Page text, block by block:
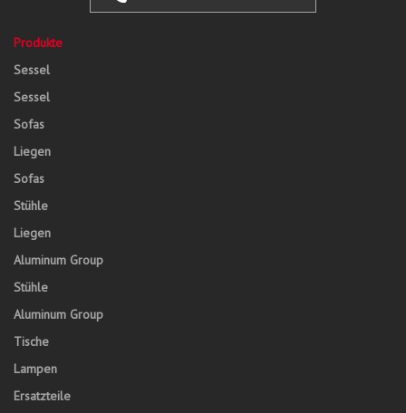
Produkte
Sessel
Sessel
Sofas
Liegen
Sofas
Stühle
Liegen
Aluminum Group
Stühle
Aluminum Group
Tische
Lampen
Ersatzteile